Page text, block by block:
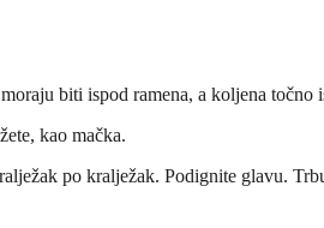
biti ispod ramena, a koljena točno
kao mačka.
po kralježak. Podignite glavu.